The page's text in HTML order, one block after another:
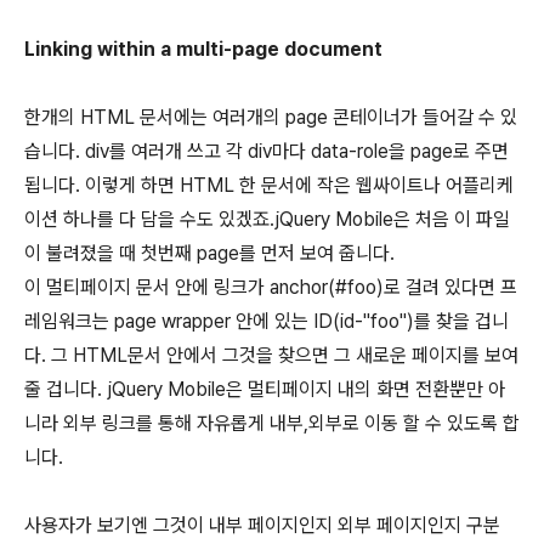
Linking within a multi-page document
한개의 HTML 문서에는 여러개의 page 콘테이너가 들어갈 수 있
습니다. div를 여러개 쓰고 각 div마다 data-role을 page로 주면
됩니다. 이렇게 하면 HTML 한 문서에 작은 웹싸이트나 어플리케
이션 하나를 다 담을 수도 있겠죠.jQuery Mobile은 처음 이 파일
이 불려졌을 때 첫번째 page를 먼저 보여 줍니다.
이 멀티페이지 문서 안에 링크가 anchor(#foo)로 걸려 있다면 프
레임워크는 page wrapper 안에 있는 ID(id-"foo")를 찾을 겁니
다. 그 HTML문서 안에서 그것을 찾으면 그 새로운 페이지를 보여
줄 겁니다. jQuery Mobile은 멀티페이지 내의 화면 전환뿐만 아
니라 외부 링크를 통해 자유롭게 내부,외부로 이동 할 수 있도록 합
니다.
사용자가 보기엔 그것이 내부 페이지인지 외부 페이지인지 구분